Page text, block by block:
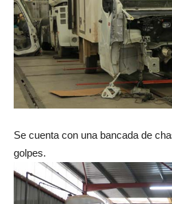
Se cuenta con una bancada de
golpes.